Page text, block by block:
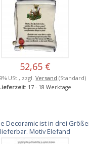
52,65 €
USt., zzgl.Versand (Standard)
: 17 - 18 Werktage
Decoramic ist in drei
lieferbar. Motiv Elefand